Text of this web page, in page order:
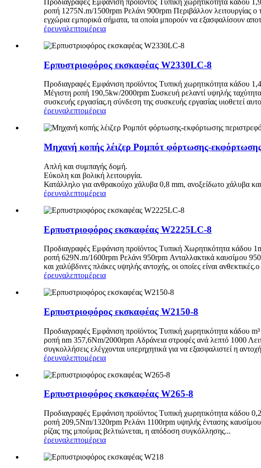
Προδιαγραφές Εμφάνιση προϊόντος Τυπική χωρητικότητα
ροπή 1275N.m/1500rpm Ρελάνι 900rpm Περιβάλλον λειτουργίας ο
εγχώρια εμπορικά σήματα, τα οποία μπορούν να εξασφαλίσουν
έρευναλεπτομέρεια
Ερπυστριοφόρος εκσκαφέας W2330LC-8
Προδιαγραφές Εμφάνιση προϊόντος Τυπική χωρητικότητα
Μέγιστη ροπή 190,5kw/2000rpm Συσκευή ρελαντί υψηλής ταχύτητας
συσκευής εργασίας.η σύνδεση της συσκευής εργασίας υιοθετεί
έρευναλεπτομέρεια
Μηχανή κοπής λέιζερ Ρομπότ φόρτωσης-
Απλή και συμπαγής δομή.
Εύκολη και βολική λειτουργία.
Κατάλληλο για ανθρακούχο χάλυβα 0,8 mm, ανοξείδωτο χάλυβα
έρευναλεπτομέρεια
Ερπυστριοφόρος εκσκαφέας W2225LC-8
Προδιαγραφές Εμφάνιση προϊόντος Τυπική Χωρητικότητα
ροπή 629N.m/1600rpm Ρελάνι 950rpm Ανταλλακτικά καυσίμου
και χαλύβδινες πλάκες υψηλής αντοχής, οι οποίες είναι
έρευναλεπτομέρεια
Ερπυστριοφόρος εκσκαφέας W2150-8
Προδιαγραφές Εμφάνιση προϊόντος Τυπική χωρητικότητα κάδου
ροπή nm 357,6Nm/2000rpm Αδράνεια στροφές ανά λεπτό 1000
συγκολλήσεις ελέγχονται υπερηχητικά για να εξασφαλιστεί η
έρευναλεπτομέρεια
Ερπυστριοφόρος εκσκαφέας W265-8
Προδιαγραφές Εμφάνιση προϊόντος Τυπική χωρητικότητα
ροπή 209,5Nm/1320rpm Ρελάνι 1100rpm υψηλής έντασης καυσίμου
ρίζας της μπούμας βελτιώνεται, η απόδοση συγκόλλησης...
έρευναλεπτομέρεια